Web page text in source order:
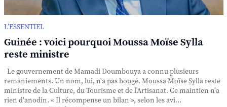
L’ESSENTIEL
Guinée : voici pourquoi Moussa Moïse Sylla
reste ministre
Le gouvernement de Mamadi Doumbouya a connu plusieurs
remaniements. Un nom, lui, n'a pas bougé. Moussa Moïse Sylla reste
ministre de la Culture, du Tourisme et de l'Artisanat. Ce maintien n'a
rien d'anodin. « Il récompense un bilan », selon les avi...